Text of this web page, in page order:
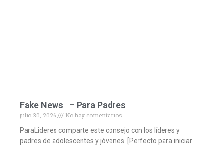
Fake News – Para Padres
julio 30, 2026
No hay comentarios
ParaLideres comparte este consejo con los líderes y
padres de adolescentes y jóvenes. [Perfecto para iniciar